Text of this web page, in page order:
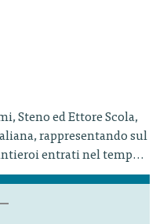
Steno ed Ettore Scola,
rappresentando sul
entrati nel tempo
innumerevoli film, si